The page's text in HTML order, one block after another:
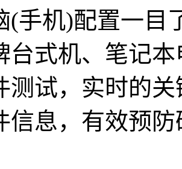
(手机)配置一目
台式机、笔记
测试，实时的
信息，有效预